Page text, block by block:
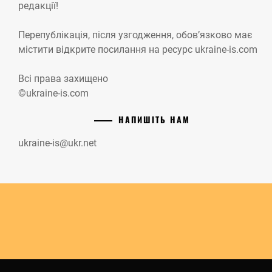
редакції!
Перепублікація, після узгодження, обов’язково має
містити відкрите посилання на ресурс ukraine-is.com
Всі права захищено
©ukraine-is.com
НАПИШІТЬ НАМ
ukraine-is@ukr.net